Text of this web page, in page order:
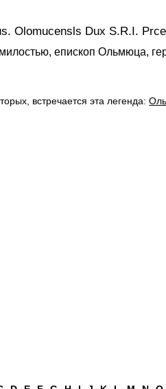
Olomucensls Dux S.R.I.
епископ Ольмюца,
встречается эта легенда: